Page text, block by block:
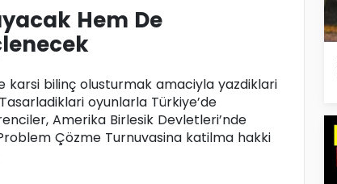
Hem De
karsi bilinç olusturmak amaciyla yazdiklari
oyunlarla Türkiye’de
Amerika Birlesik Devletleri’nde
Çözme Turnuvasina katilma hakki